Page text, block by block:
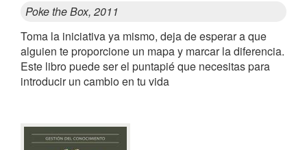
Poke the Box, 2011
Toma la iniciativa ya mismo, deja de esperar a que
alguien te proporcione un mapa y marcar la diferencia.
Este libro puede ser el puntapié que necesitas para
introducir un cambio en tu vida